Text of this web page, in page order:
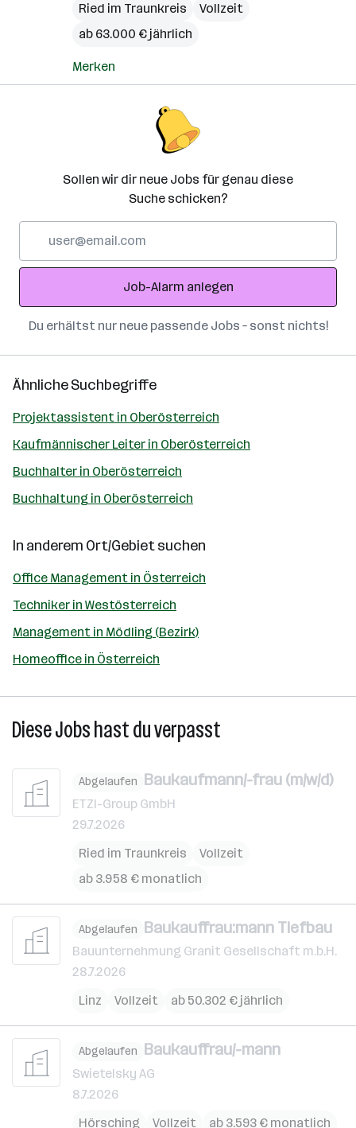
Ried im Traunkreis
Vollzeit
ab 63.000 € jährlich
Merken
Sollen wir dir neue Jobs für genau diese
Suche schicken?
Adresse
Job-Alarm anlegen
Du erhältst nur neue passende Jobs – sonst nichts!
Ähnliche Suchbegriffe
Projektassistent in Oberösterreich
Kaufmännischer Leiter in Oberösterreich
Buchhalter in Oberösterreich
Buchhaltung in Oberösterreich
In anderem Ort/Gebiet suchen
Office Management in Österreich
Techniker in Westösterreich
Management in Mödling (Bezirk)
Homeoffice in Österreich
Diese Jobs hast du verpasst
Abgelaufen Baukaufmann/-frau (m/w/d)
ETZI-Group GmbH
29.7.2026
Ried im Traunkreis
Vollzeit
ab 3.958 € monatlich
Abgelaufen Baukauffrau:mann Tiefbau
Bauunternehmung Granit Gesellschaft m.b.H.
28.7.2026
Linz
Vollzeit ab 50.302 € jährlich
Abgelaufen Baukauffrau/-mann
Swietelsky AG
8.7.2026
Hörsching
Vollzeit ab 3.593 € monatlich